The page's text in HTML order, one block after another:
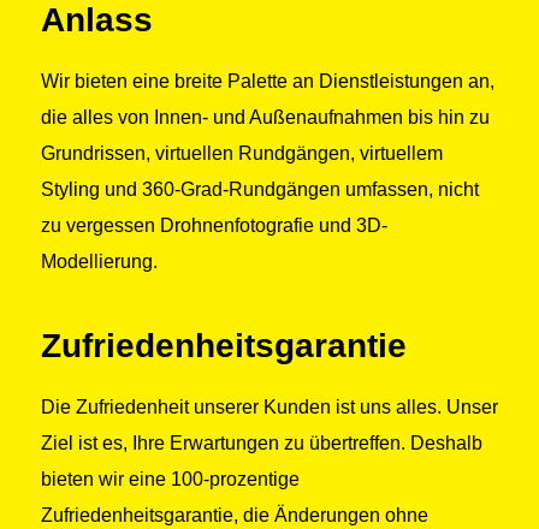
Anlass
Wir bieten eine breite Palette an Dienstleistungen an,
die alles von Innen- und Außenaufnahmen bis hin zu
Grundrissen, virtuellen Rundgängen, virtuellem
Styling und 360-Grad-Rundgängen umfassen, nicht
zu vergessen Drohnenfotografie und 3D-
Modellierung.
Zufriedenheitsgarantie
Die Zufriedenheit unserer Kunden ist uns alles. Unser
Ziel ist es, Ihre Erwartungen zu übertreffen. Deshalb
bieten wir eine 100-prozentige
Zufriedenheitsgarantie, die Änderungen ohne